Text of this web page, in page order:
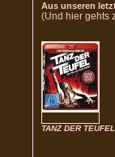
Aus unseren
(Und hier gehts
TANZ DER TEUFEL